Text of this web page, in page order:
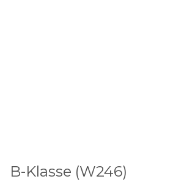
B-Klasse (W246)